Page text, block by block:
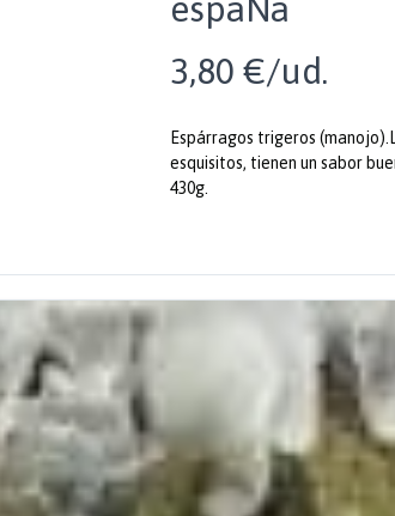
espaÑa
3,80 €/ud.
Espárragos trigeros
esquisitos, tienen un sabor
430g.